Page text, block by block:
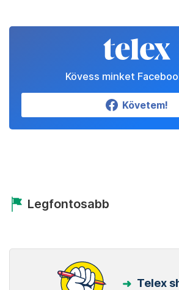
Kövess minket
Követem!
Legfontosabb
Telex